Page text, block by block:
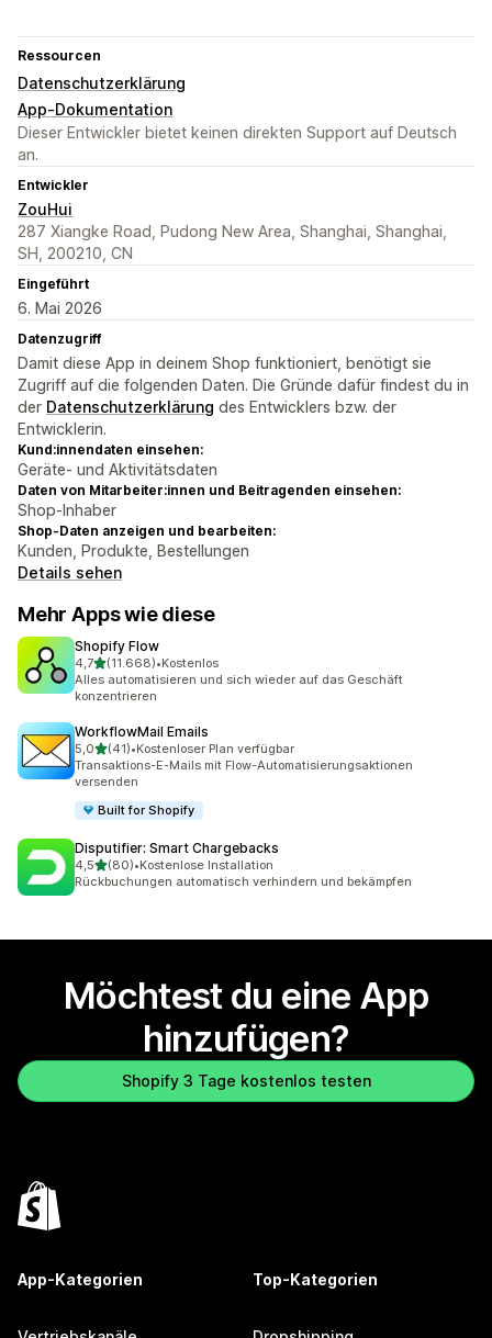
Ressourcen
Datenschutzerklärung
App-Dokumentation
Dieser Entwickler bietet keinen direkten Support auf Deutsch
an.
Entwickler
ZouHui
287 Xiangke Road, Pudong New Area, Shanghai, Shanghai,
SH, 200210, CN
Eingeführt
6. Mai 2026
Datenzugriff
Damit diese App in deinem Shop funktioniert, benötigt sie
Zugriff auf die folgenden Daten. Die Gründe dafür findest du in
der Datenschutzerklärung des Entwicklers bzw. der
Entwicklerin.
Kund:innendaten einsehen:
Geräte- und Aktivitätsdaten
Daten von Mitarbeiter:innen und Beitragenden einsehen:
Shop-Inhaber
Shop-Daten anzeigen und bearbeiten:
Kunden, Produkte, Bestellungen
Details sehen
Mehr Apps wie diese
Shopify Flow
4,7von 5 Sternen
(11.668)
11668 Rezensionen insgesamt
•Kostenlos
Alles automatisieren und sich wieder auf das Geschäft
konzentrieren
WorkflowMail Emails
5,0von 5 Sternen
(41)
41 Rezensionen insgesamt
•Kostenloser Plan verfügbar
Transaktions-E-Mails mit Flow-Automatisierungsaktionen
versenden
Built for Shopify
Disputifier: Smart Chargebacks
4,5von 5 Sternen
(80)
80 Rezensionen insgesamt
•Kostenlose Installation
Rückbuchungen automatisch verhindern und bekämpfen
Möchtest du eine App
hinzufügen?
Shopify 3 Tage kostenlos testen
App-Kategorien Top-Kategorien